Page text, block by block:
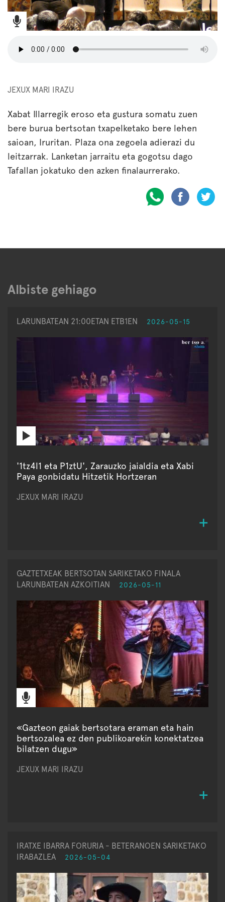
JEXUX MARI IRAZU
Xabat Illarregik eroso eta gustura somatu zuen
bere burua bertsotan txapelketako bere lehen
saioan, Iruritan. Plaza ona zegoela adierazi du
leitzarrak. Lanketan jarraitu eta gogotsu dago
Tafallan jokatuko den azken finalaurrerako.
Albiste gehiago
LARUNBATEAN 21:00ETAN ETB1EN 2026-05-15
'1tz4l1 eta P1ztU', Zarauzko jaialdia eta Xabi
Paya gonbidatu Hitzetik Hortzeran
JEXUX MARI IRAZU
GAZTETXEAK BERTSOTAN SARIKETAKO FINALA
LARUNBATEAN AZKOITIAN
2026-05-11
«Gazteon gaiak bertsotara eraman eta hain
bertsozalea ez den publikoarekin konektatzea
bilatzen dugu»
JEXUX MARI IRAZU
IRATXE IBARRA FORURIA - BETERANOEN SARIKETAKO
IRABAZLEA
2026-05-04